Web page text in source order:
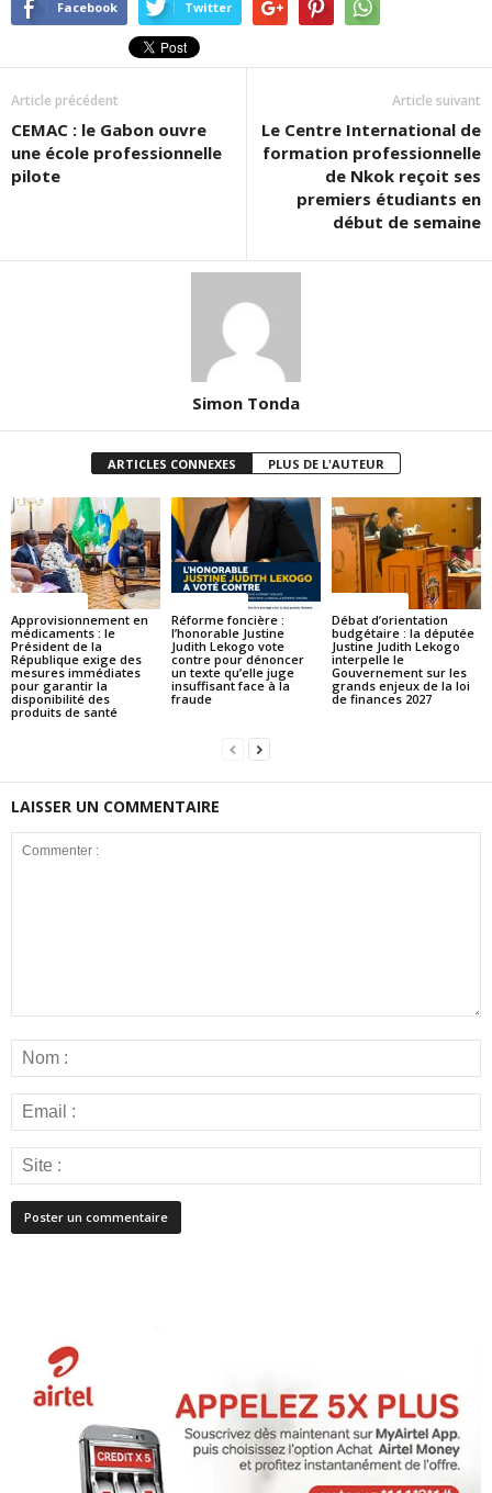
Facebook Twitter
Article précédent
CEMAC : le Gabon ouvre
une école professionnelle
pilote
Article suivant
Le Centre International de
formation professionnelle
de Nkok reçoit ses
premiers étudiants en
début de semaine
Simon Tonda
ARTICLES CONNEXES PLUS DE L'AUTEUR
Approvisionnement en
médicaments : le
Président de la
République exige des
mesures immédiates
pour garantir la
disponibilité des
produits de santé
Réforme foncière :
l’honorable Justine
Judith Lekogo vote
contre pour dénoncer
un texte qu’elle juge
insuffisant face à la
fraude
Débat d’orientation
budgétaire : la députée
Justine Judith Lekogo
interpelle le
Gouvernement sur les
grands enjeux de la loi
de finances 2027
LAISSER UN COMMENTAIRE